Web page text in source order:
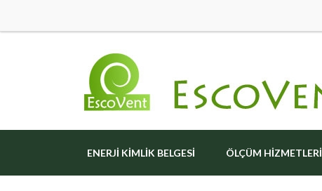
ENERJI KIMLIK BELGESI ÖLÇÜM HIZMETLERI